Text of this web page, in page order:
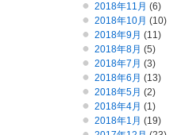
2018年11月 (6)
2018年10月 (10)
2018年9月 (11)
2018年8月 (5)
2018年7月 (3)
2018年6月 (13)
2018年5月 (2)
2018年4月 (1)
2018年1月 (19)